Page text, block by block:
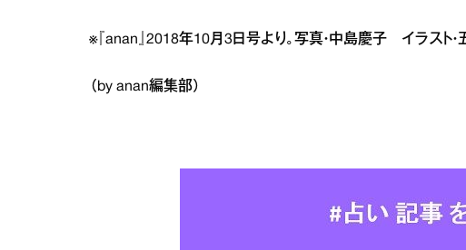
※『anan』2018年10月3日号より。写真・中島慶子 イラスト
（by anan編集部）